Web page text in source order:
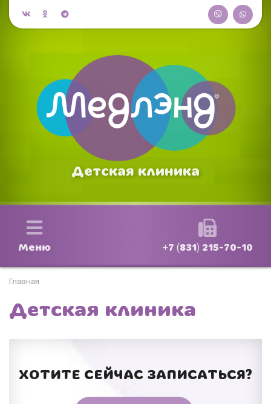
Детская клиника
Меню +7 (831) 215-70-10
Главная
Детская клиника
ХОТИТЕ СЕЙЧАС ЗАПИСАТЬСЯ?